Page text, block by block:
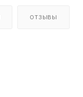
ОТЗЫВЫ